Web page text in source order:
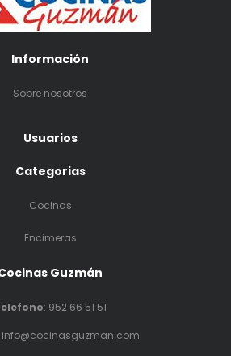
Información
Sobre nosotros
Usuarios
Categorias
Cocinas
Encimeras
Guzmán
: 952 66 51 51
info@cocinasguzman.com